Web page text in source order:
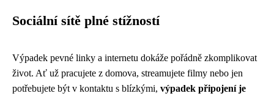
Sociální sítě plné stížností
Výpadek pevné linky a internetu dokáže pořádně zkomplikovat
život. Ať už pracujete z domova, streamujete filmy nebo jen
potřebujete být v kontaktu s blízkými, výpadek připojení je